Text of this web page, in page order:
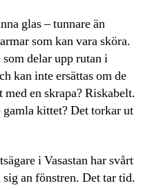
glas – tunnare än
som kan vara sköra.
delar upp rutan i
kan inte ersättas om de
en skrapa? Riskabelt.
kittet? Det torkar ut
i Vasastan har svårt
an fönstren. Det tar tid.